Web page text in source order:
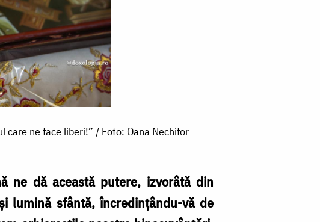
care ne face liberi!” / Foto: Oana Nechifor
ne dă această putere, izvorâtă din
lumină sfântă, încredințându-vă de